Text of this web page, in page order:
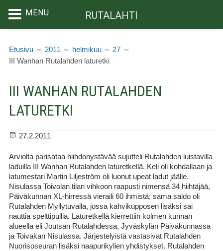
sisältöön
Etusivu 2011 helmikuu
27
III Wanhan Rutalahden laturetki
III WANHAN RUTALAHDEN
LATURETKI
Julkaistu
27.2.2011
Arviolta parisataa hiihdonystävää sujutteli Rutalahden luistavilla
laduilla III Wanhan Rutalahden laturetkellä. Keli oli kohdallaan ja
latumestari Martin Liljeström oli luonut upeat ladut jäälle.
Nisulassa Toivolan tilan vihkoon raapusti nimensä 34 hiihtäjää,
Päiväkunnan XL-hirressä vieraili 60 ihmistä; sama saldo oli
Rutalahden Myllytuvalla, jossa kahvikupposen lisäksi sai
nauttia spelttipullia. Laturetkellä kierrettiin kolmen kunnan
alueella eli Joutsan Rutalahdessa, Jyväskylän Päiväkunnassa
ja Toivakan Nisulassa. Järjestelyistä vastasivat Rutalahden
Nuorisoseuran lisäksi naapurikylien yhdistykset. Rutalahden
MENU RUTALAHTI